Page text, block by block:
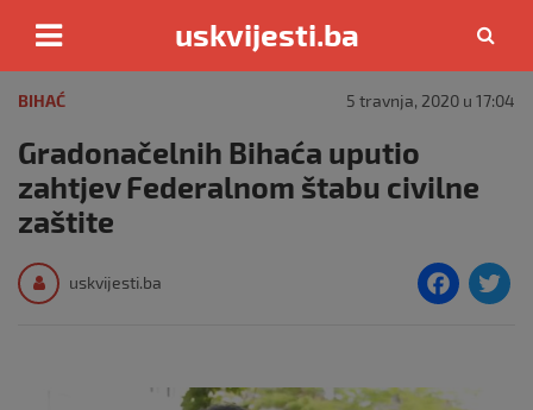
content
uskvijesti.ba
BIHAĆ 5 travnja, 2020 u 17:04
Gradonačelnih Bihaća uputio
zahtjev Federalnom štabu civilne
zaštite
uskvijesti.ba
F